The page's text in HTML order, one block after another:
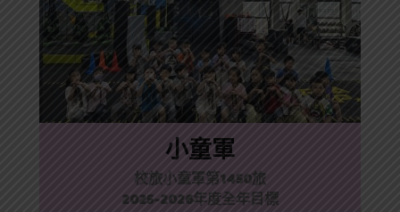
小童軍
校旅小童軍第1450旅
2025-2026年度全年目標